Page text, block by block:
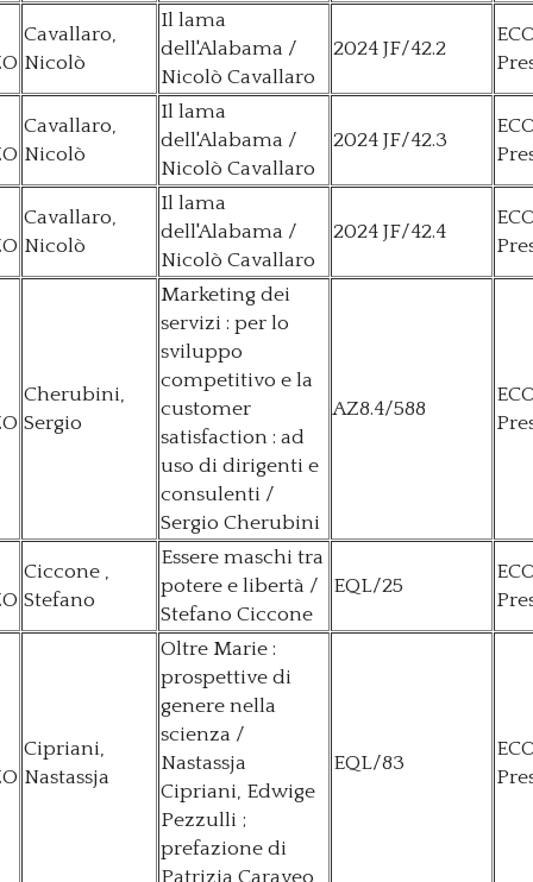
Cavallaro,
Nicolò
Il lama
dell'Alabama /
Nicolò Cavallaro
2024 JF/42.2
Cavallaro,
Nicolò
Il lama
dell'Alabama /
Nicolò Cavallaro
2024 JF/42.3
Cavallaro,
Nicolò
Il lama
dell'Alabama /
Nicolò Cavallaro
2024 JF/42.4
Cherubini,
Sergio
Marketing dei
servizi : per lo
sviluppo
competitivo e la
customer
satisfaction : ad
uso di dirigenti e
consulenti /
Sergio Cherubini
AZ8.4/588
Ciccone ,
Stefano
Essere maschi tra
potere e libertà /
Stefano Ciccone
EQL/25
Cipriani,
Nastassja
Oltre Marie :
prospettive di
genere nella
scienza /
Nastassja
Cipriani, Edwige
Pezzulli ;
prefazione di
EQL/83